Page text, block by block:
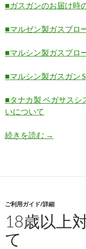
■ガスガンのお届け時
■マルゼン製ガスブロ
■マルシン製ガスブロ
■マルシン製ガスガン
■タナカ製 ペガサスシ
いについて
続きを読む よくあるご
→
ご利用ガイド/詳細
18歳以上
て